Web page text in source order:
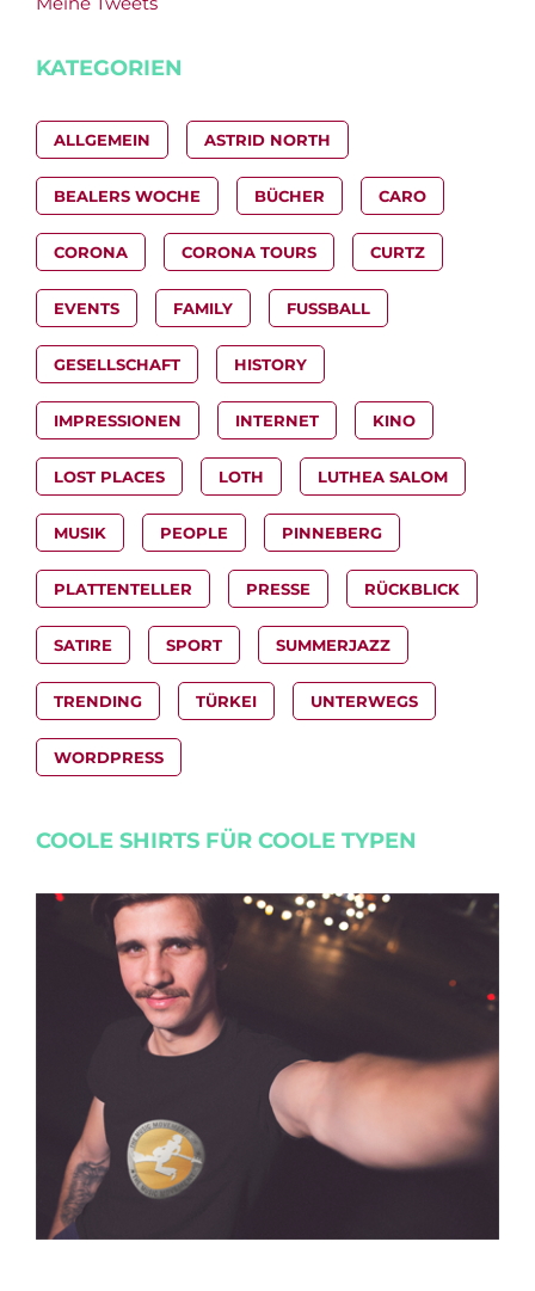
KATEGORIEN
ALLGEMEIN ASTRID NORTH
BEALERS WOCHE BÜCHER CARO
CORONA CORONA TOURS CURTZ
EVENTS FAMILY FUSSBALL
GESELLSCHAFT HISTORY
IMPRESSIONEN INTERNET KINO
LOST PLACES LOTH LUTHEA SALOM
MUSIK PEOPLE PINNEBERG
PLATTENTELLER PRESSE RÜCKBLICK
SATIRE SPORT SUMMERJAZZ
TRENDING TÜRKEI UNTERWEGS
WORDPRESS
COOLE SHIRTS FÜR COOLE TYPEN